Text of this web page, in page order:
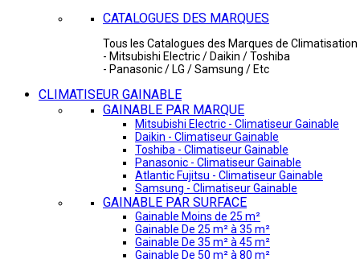
CATALOGUES DES MARQUES
Tous les Catalogues des Marques de Climatisation
- Mitsubishi Electric / Daikin / Toshiba
- Panasonic / LG / Samsung / Etc
CLIMATISEUR GAINABLE
GAINABLE PAR MARQUE
Mitsubishi Electric - Climatiseur Gainable
Daikin - Climatiseur Gainable
Toshiba - Climatiseur Gainable
Panasonic - Climatiseur Gainable
Atlantic Fujitsu - Climatiseur Gainable
Samsung - Climatiseur Gainable
GAINABLE PAR SURFACE
Gainable Moins de 25 m²
Gainable De 25 m² à 35 m²
Gainable De 35 m² à 45 m²
Gainable De 50 m² à 80 m²